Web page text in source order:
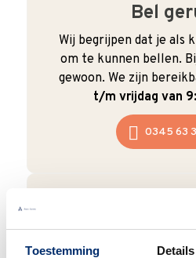
Toestemming Details
Bel
Wij begrijpen dat je als
om te kunnen bellen.
gewoon. We zijn
t/m vrijdag van
0345 63